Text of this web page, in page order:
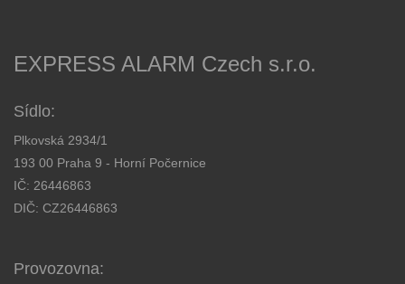
EXPRESS ALARM Czech s.r.o.
Sídlo:
Plkovská 2934/1
193 00 Praha 9 - Horní Počernice
IČ: 26446863
DIČ: CZ26446863
Provozovna: